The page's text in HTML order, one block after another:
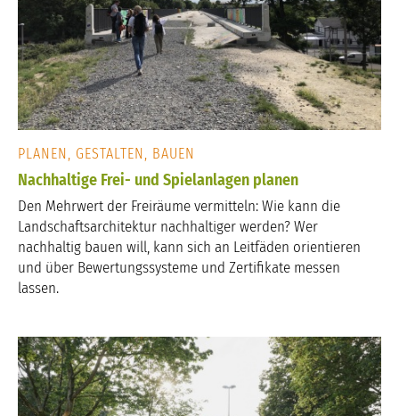
PLANEN, GESTALTEN, BAUEN
Nachhaltige Frei- und Spielanlagen planen
Den Mehrwert der Freiräume vermitteln: Wie kann die
Landschaftsarchitektur nachhaltiger werden? Wer
nachhaltig bauen will, kann sich an Leitfäden orientieren
und über Bewertungssysteme und Zertifikate messen
lassen.